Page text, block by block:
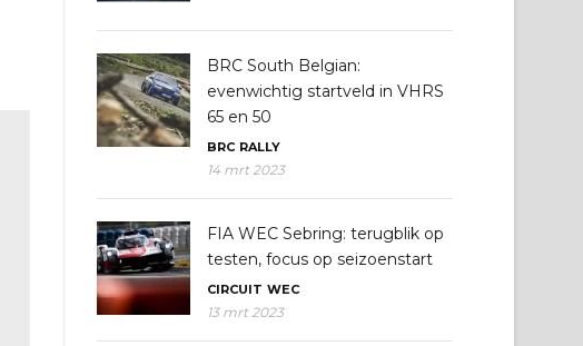
BRC South Belgian:
evenwichtig startveld in VHRS
65 en 50
BRC RALLY
14 mrt 2023
FIA WEC Sebring: terugblik op
testen, focus op seizoenstart
CIRCUIT WEC
13 mrt 2023